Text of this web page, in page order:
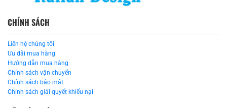
CHÍNH SÁCH
Liên hệ chúng tôi
Ưu đãi mua hàng
Hướng dẫn mua hàng
Chính sách vận chuyển
Chính sách bảo mật
Chính sách giải quyết khiếu nại